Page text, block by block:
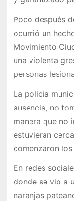
Poco después
ocurrió un
Movimiento
una violenta
personas
La policía
ausencia, no
manera que no
estuvieran
comenzaron
En redes
donde se vio a
naranjas